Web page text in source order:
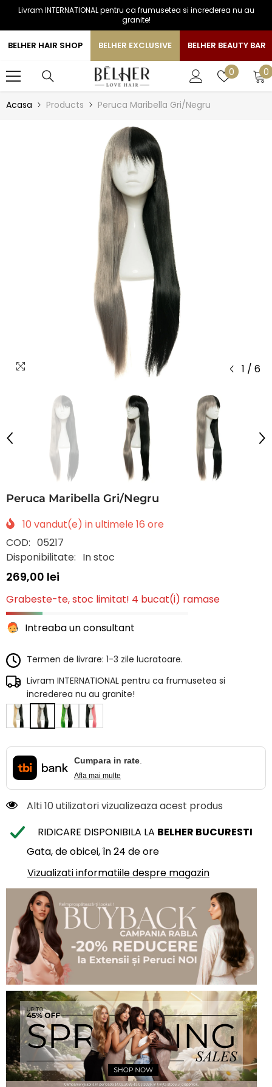
SARI LA CONTINUT
Livram INTERNATIONAL pentru ca frumusetea si increderea nu au
granite!
BELHER HAIR SHOP BELHER EXCLUSIVE BELHER BEAUTY BAR
0 Liste
00
Acasa Products Peruca Maribella Gri/Negru
1 / 6
Peruca Maribella Gri/Negru
10 vandut(e) in ultimele 16 ore
COD: 05217
Disponibilitate: In stoc
269,00 lei
Grabeste-te, stoc limitat! 4 bucat(i) ramase
Intreaba un consultant
Termen de livrare: 1-3 zile lucratoare.
Livram INTERNATIONAL pentru ca frumusetea si
increderea nu au granite!
Cumpara in rate.
Afla mai multe
Alti 10 utilizatori vizualizeaza acest produs
RIDICARE DISPONIBILA LA BELHER BUCURESTI
Gata, de obicei, în 24 de ore
Vizualizati informatiile despre magazin